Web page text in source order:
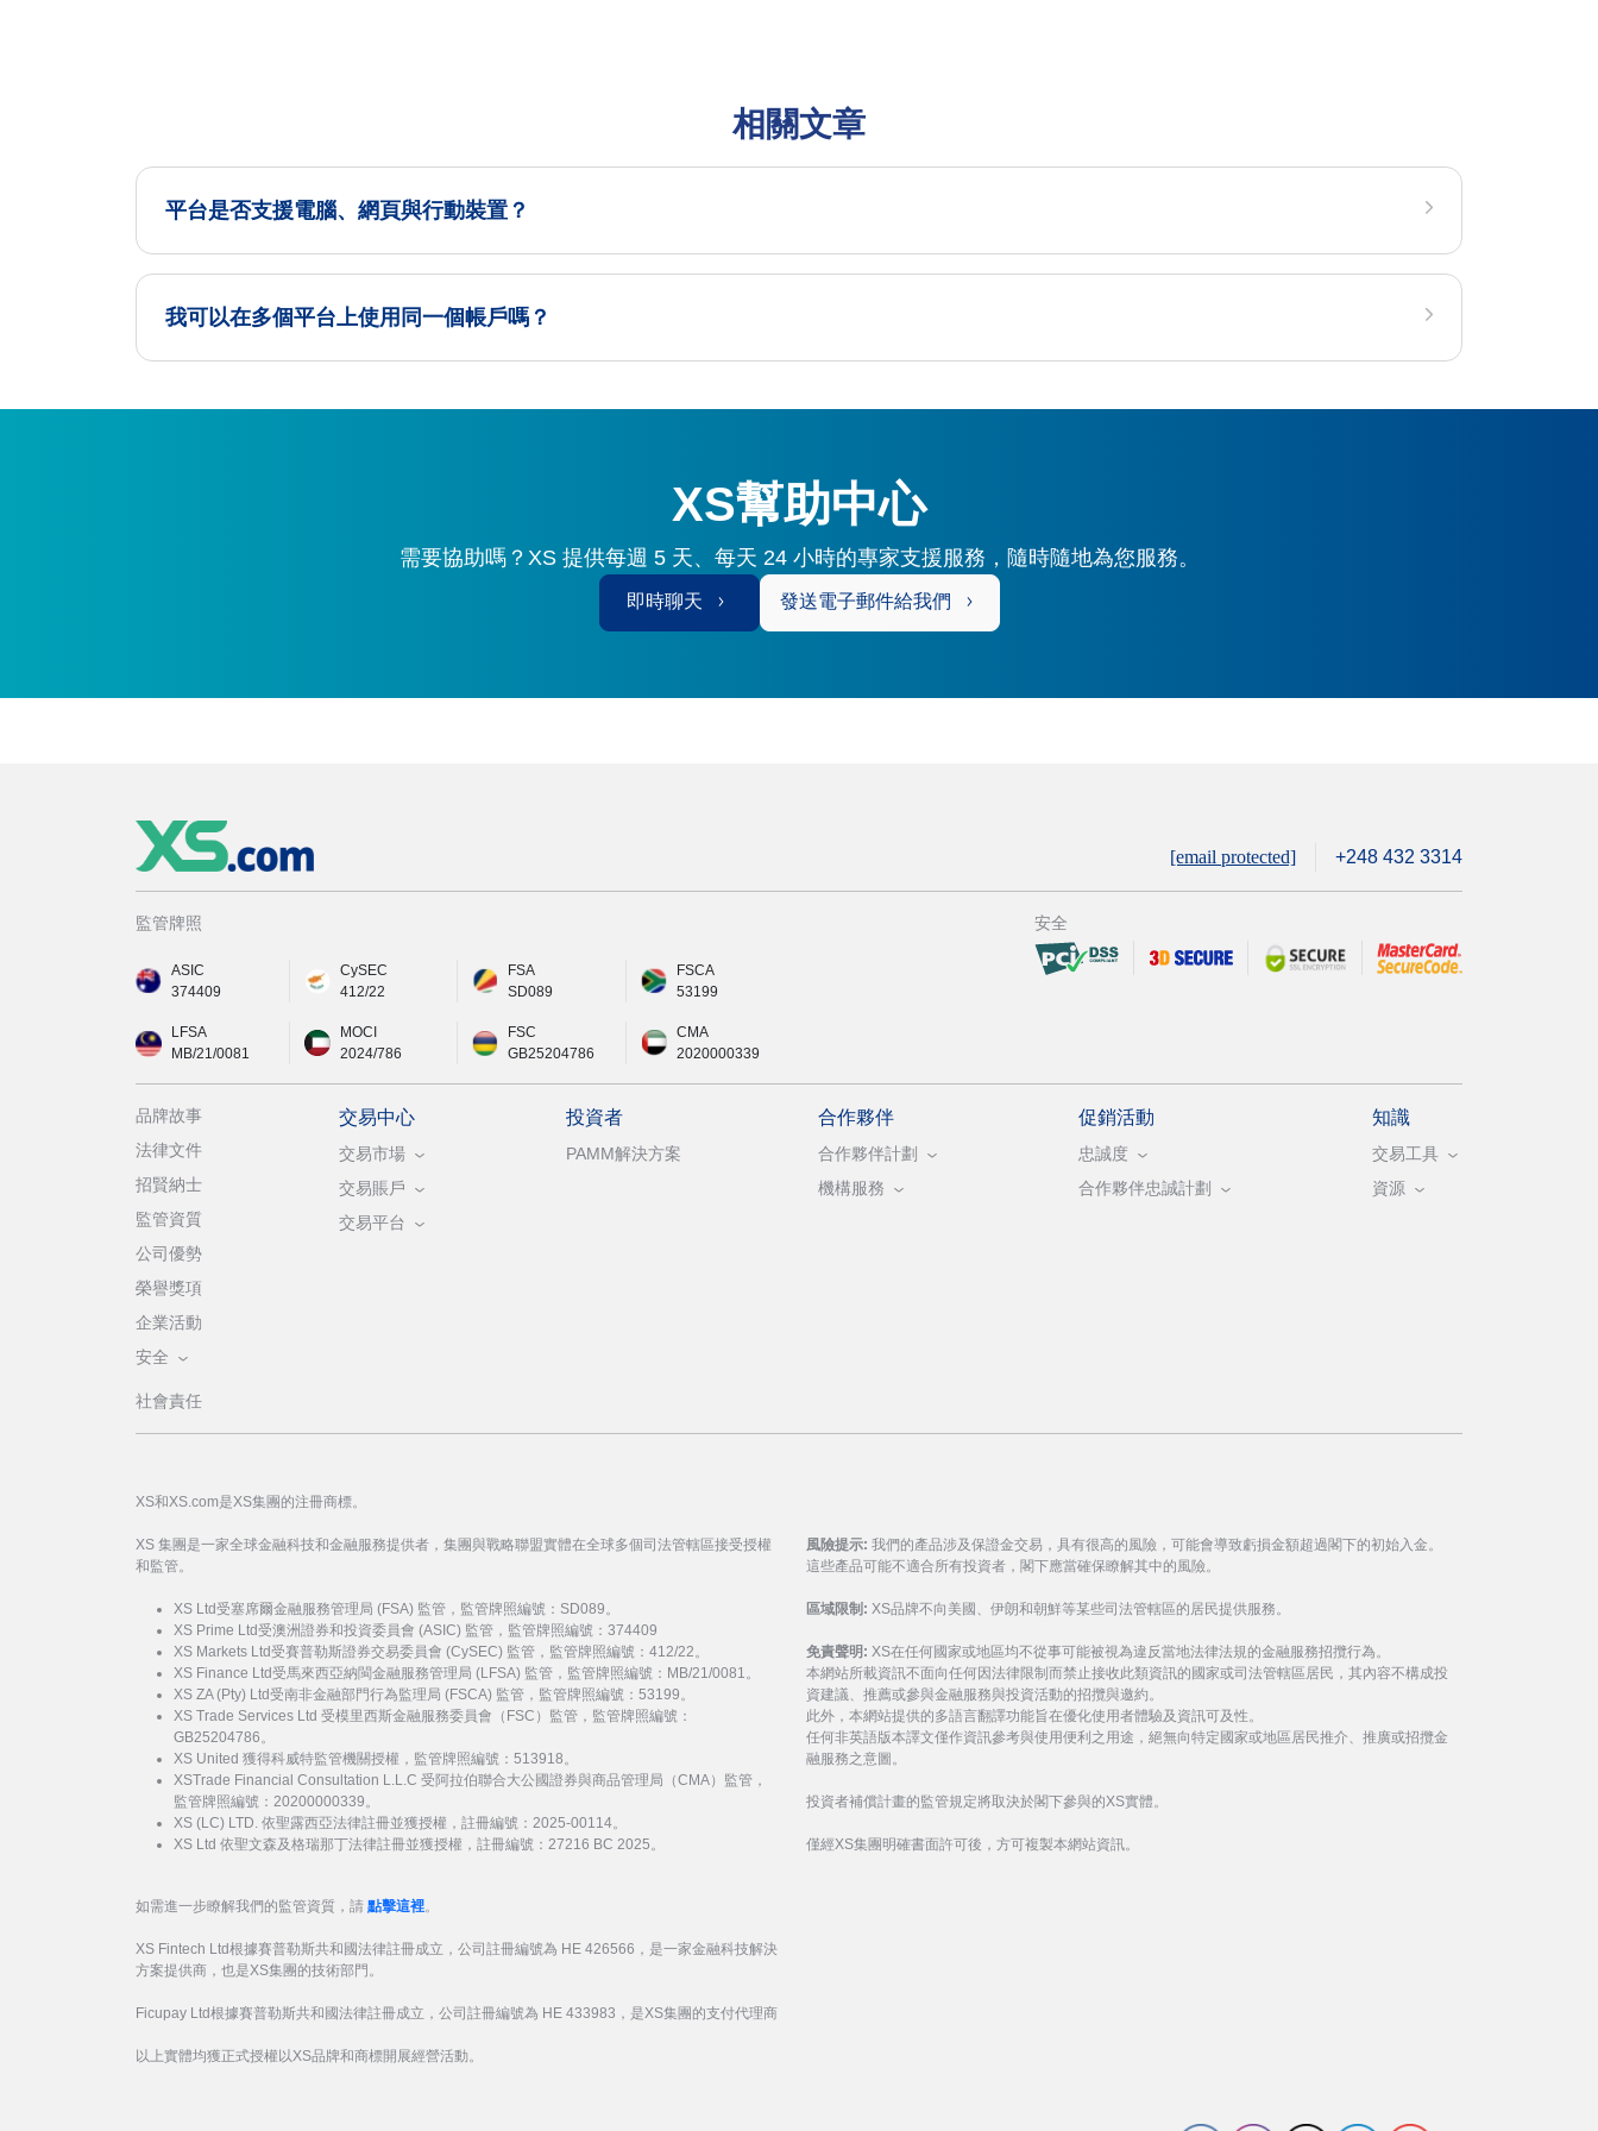
相關文章
平台是否支援電腦、網頁與行動裝置？
我可以在多個平台上使用同一個帳戶嗎？
XS幫助中心
需要協助嗎？XS 提供每週 5 天、每天 24 小時的專家支援服務，隨時隨地為您服務。
即時聊天 發送電子郵件給我們
[email protected] +248 432 3314
監管牌照
ASIC
374409
CySEC
412/22
FSA
SD089
FSCA
53199
LFSA
MB/21/0081
MOCI
2024/786
FSC
GB25204786
CMA
2020000339
安全
品牌故事
法律文件
招賢納士
監管資質
公司優勢
榮譽獎項
企業活動
安全
社會責任
交易中心
交易市場
交易賬戶
交易平台
投資者
PAMM解決方案
合作夥伴
合作夥伴計劃
機構服務
促銷活動
忠誠度
合作夥伴忠誠計劃
知識
交易工具
資源
XS和XS.com是XS集團的注冊商標。
XS 集團是一家全球金融科技和金融服務提供者，集團與戰略聯盟實體在全球多個司法管轄區接受授權
和監管。
XS Ltd受塞席爾金融服務管理局 (FSA) 監管，監管牌照編號：SD089。
XS Prime Ltd受澳洲證券和投資委員會 (ASIC) 監管，監管牌照編號：374409
XS Markets Ltd受賽普勒斯證券交易委員會 (CySEC) 監管，監管牌照編號：412/22。
XS Finance Ltd受馬來西亞納閩金融服務管理局 (LFSA) 監管，監管牌照編號：MB/21/0081。
XS ZA (Pty) Ltd受南非金融部門行為監理局 (FSCA) 監管，監管牌照編號：53199。
XS Trade Services Ltd 受模里西斯金融服務委員會（FSC）監管，監管牌照編號：
GB25204786。
XS United 獲得科威特監管機關授權，監管牌照編號：513918。
XSTrade Financial Consultation L.L.C 受阿拉伯聯合大公國證券與商品管理局（CMA）監管，
監管牌照編號：20200000339。
XS (LC) LTD. 依聖露西亞法律註冊並獲授權，註冊編號：2025-00114。
XS Ltd 依聖文森及格瑞那丁法律註冊並獲授權，註冊編號：27216 BC 2025。
如需進一步瞭解我們的監管資質，請 點擊這裡。
XS Fintech Ltd根據賽普勒斯共和國法律註冊成立，公司註冊編號為 HE 426566，是一家金融科技解決
方案提供商，也是XS集團的技術部門。
Ficupay Ltd根據賽普勒斯共和國法律註冊成立，公司註冊編號為 HE 433983，是XS集團的支付代理商
以上實體均獲正式授權以XS品牌和商標開展經營活動。
風險提示: 我們的產品涉及保證金交易，具有很高的風險，可能會導致虧損金額超過閣下的初始入金。
這些產品可能不適合所有投資者，閣下應當確保瞭解其中的風險。
區域限制: XS品牌不向美國、伊朗和朝鮮等某些司法管轄區的居民提供服務。
免責聲明: XS在任何國家或地區均不從事可能被視為違反當地法律法規的金融服務招攬行為。
本網站所載資訊不面向任何因法律限制而禁止接收此類資訊的國家或司法管轄區居民，其內容不構成投
資建議、推薦或參與金融服務與投資活動的招攬與邀約。
此外，本網站提供的多語言翻譯功能旨在優化使用者體驗及資訊可及性。
任何非英語版本譯文僅作資訊參考與使用便利之用途，絕無向特定國家或地區居民推介、推廣或招攬金
融服務之意圖。
投資者補償計畫的監管規定將取決於閣下參與的XS實體。
僅經XS集團明確書面許可後，方可複製本網站資訊。